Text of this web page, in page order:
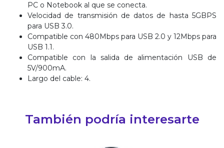
PC o Notebook al que se conecta.
Velocidad de transmisión de datos de hasta 5GBPS
para USB 3.0.
Compatible con 480Mbps para USB 2.0 y 12Mbps para
USB 1.1.
Compatible con la salida de alimentación USB de
5V/900mA.
Largo del cable: 4.
También podría interesarte